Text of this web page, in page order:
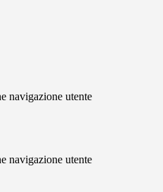
navigazione utente
navigazione utente